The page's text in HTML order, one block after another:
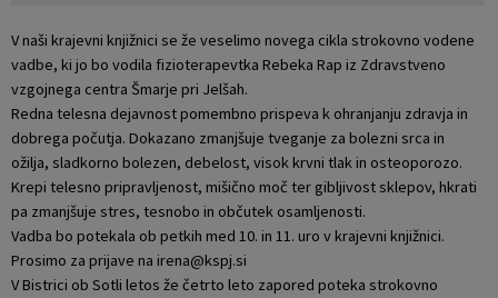
V naši krajevni knjižnici se že veselimo novega cikla strokovno vodene
vadbe, ki jo bo vodila fizioterapevtka Rebeka Rap iz Zdravstveno
vzgojnega centra Šmarje pri Jelšah.
Redna telesna dejavnost pomembno prispeva k ohranjanju zdravja in
dobrega počutja. Dokazano zmanjšuje tveganje za bolezni srca in
ožilja, sladkorno bolezen, debelost, visok krvni tlak in osteoporozo.
Krepi telesno pripravljenost, mišično moč ter gibljivost sklepov, hkrati
pa zmanjšuje stres, tesnobo in občutek osamljenosti.
Vadba bo potekala ob petkih med 10. in 11. uro v krajevni knjižnici.
Prosimo za prijave na irena@kspj.si
V Bistrici ob Sotli letos že četrto leto zapored poteka strokovno